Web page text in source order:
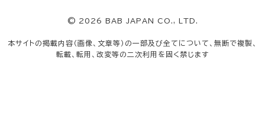
© 2026 BAB JAPAN CO., LTD.
本サイトの掲載内容（画像、文章等）の一部及び全てについて、無断で複製、
転載、転用、改変等の二次利用を固く禁じます